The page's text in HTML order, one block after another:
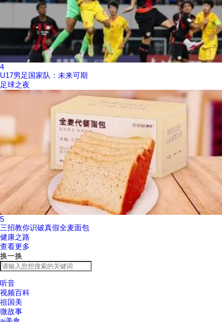
4
U17男足国家队：未来可期
足球之夜
5
三招教你识破真假全麦面包
健康之路
查看更多
换一换
听音
视频百科
祖国美
微故事